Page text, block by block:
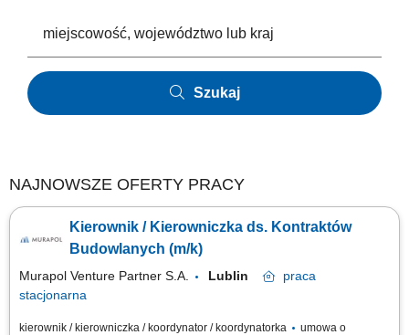
Szukaj
NAJNOWSZE OFERTY PRACY
Kierownik / Kierowniczka ds. Kontraktów
Budowlanych (m/k)
Murapol Venture Partner S.A. Lublin
praca
stacjonarna
kierownik / kierowniczka / koordynator / koordynatorka
umowa o